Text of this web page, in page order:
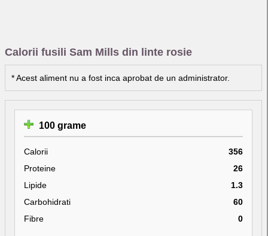
Calorii fusili Sam Mills din linte rosie
* Acest aliment nu a fost inca aprobat de un administrator.
100 grame
Calorii
356
Proteine
26
Lipide
1.3
Carbohidrati
60
Fibre
0